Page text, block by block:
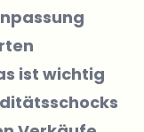
ist wichtig